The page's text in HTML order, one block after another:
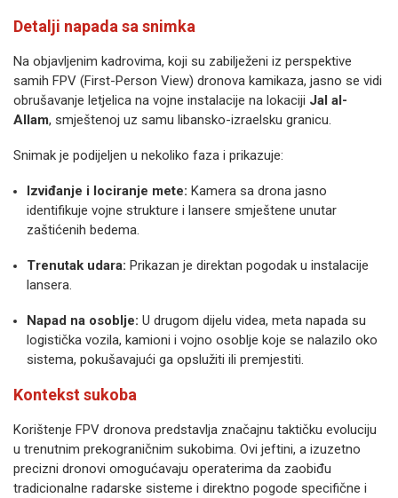
Detalji napada sa snimka
Na objavljenim kadrovima, koji su zabilježeni iz perspektive
samih FPV (First-Person View) dronova kamikaza, jasno se vidi
obrušavanje letjelica na vojne instalacije na lokaciji Jal al-
Allam, smještenoj uz samu libansko-izraelsku granicu.
Snimak je podijeljen u nekoliko faza i prikazuje:
Izviđanje i lociranje mete: Kamera sa drona jasno
identifikuje vojne strukture i lansere smještene unutar
zaštićenih bedema.
Trenutak udara: Prikazan je direktan pogodak u instalacije
lansera.
Napad na osoblje: U drugom dijelu videa, meta napada su
logistička vozila, kamioni i vojno osoblje koje se nalazilo oko
sistema, pokušavajući ga opslužiti ili premjestiti.
Kontekst sukoba
Korištenje FPV dronova predstavlja značajnu taktičku evoluciju
u trenutnim prekograničnim sukobima. Ovi jeftini, a izuzetno
precizni dronovi omogućavaju operaterima da zaobiđu
tradicionalne radarske sisteme i direktno pogode specifične i